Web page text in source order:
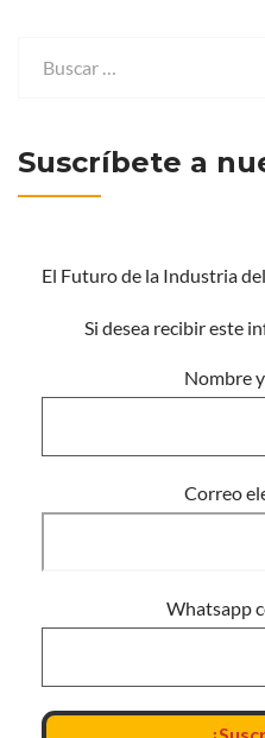
Suscríbete a
El Futuro de la Industria
Si desea recibir este
Nombre
Correo
Whatsapp